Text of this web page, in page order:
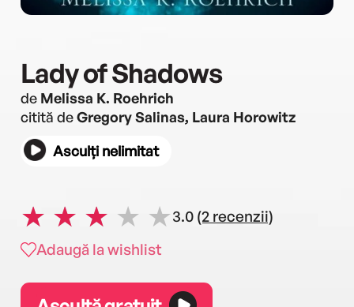
Lady of Shadows
de Melissa K. Roehrich
citită deGregory Salinas, Laura Horowitz
Asculți nelimitat
3.0 (2 recenzii)
Adaugă la wishlist